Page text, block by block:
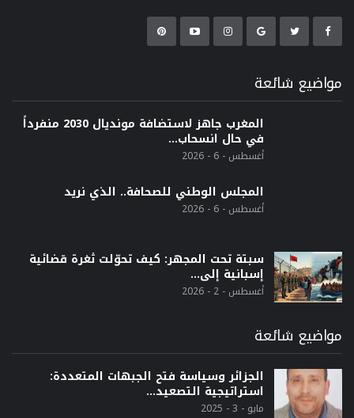
مواضيع شائعة
المغرب جاهز لاستضافة مونديال 2030 منفرداً
في حال انسحاب…
أغسطس - 6 - 2026
المجلس الوطني للصحافة.. الذي نريد
أغسطس - 6 - 2026
سبتة تحت المجهر: كيف تحوّلت ثغرة قضائية
إسبانية إلى…
أغسطس - 2 - 2026
مواضيع شائعة
الجزائر وسياسة فتح الجبهات المتعددة:
استراتيجية التصعيد…
مايو - 3 - 2025